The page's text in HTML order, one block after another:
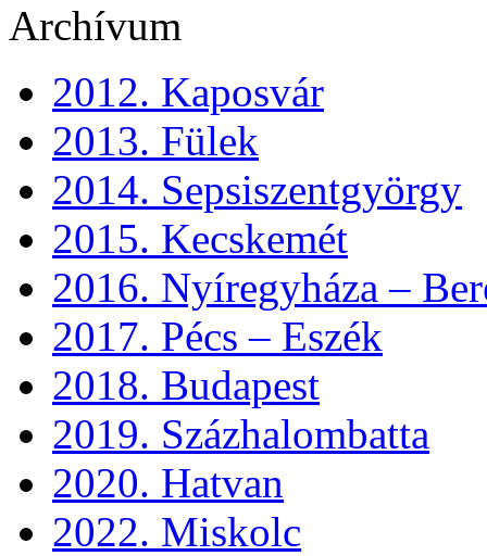
Archívum
2012. Kaposvár
2013. Fülek
2014. Sepsiszentgyörgy
2015. Kecskemét
2016. Nyíregyháza –
2017. Pécs – Eszék
2018. Budapest
2019. Százhalombatta
2020. Hatvan
2022. Miskolc